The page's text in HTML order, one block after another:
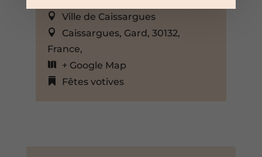
Ville de Caissargues
Caissargues, Gard, 30132,
France,
+ Google Map
Fêtes votives